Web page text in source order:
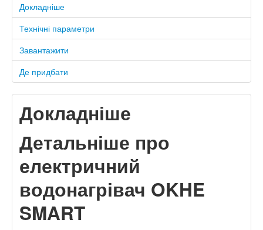
Докладніше
Технічні параметри
Завантажити
Де придбати
Докладніше
Детальніше про
електричний
водонагрівач OKHE
SMART